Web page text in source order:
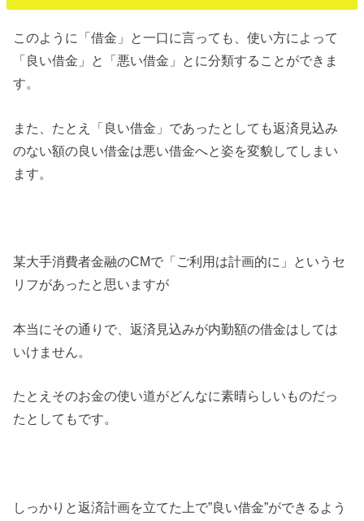
このように「借金」と一口に言っても、使い方によって
「良い借金」と「悪い借金」とに分類することができま
す。
また、たとえ「良い借金」であったとしても返済見込み
のない額の良い借金は悪い借金へと姿を変貌してしまい
ます。
某大手消費者金融のCMで「ご利用は計画的に」というセ
リフがあったと思いますが
本当にその通りで、返済見込みが内勤額の借金はしては
いけません。
たとえそのお金の使い道がどんなに素晴らしいものだっ
たとしてもです。
しっかりと返済計画を立てた上で”良い借金”ができるよう